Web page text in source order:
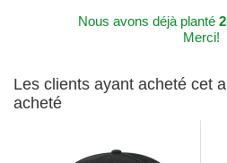
Nous avons déjà planté
Merci!
Les clients ayant acheté cet
acheté